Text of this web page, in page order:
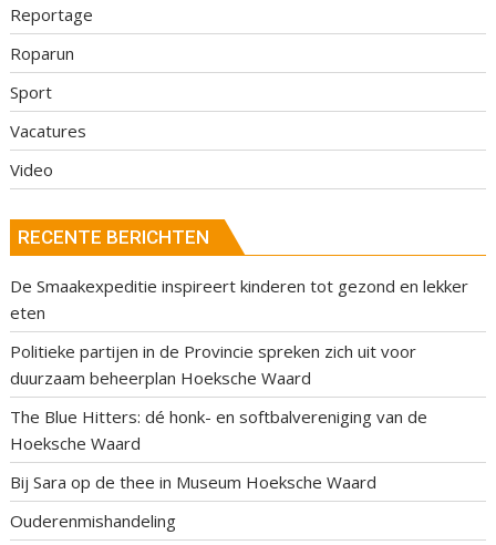
Reportage
Roparun
Sport
Vacatures
Video
RECENTE BERICHTEN
De Smaakexpeditie inspireert kinderen tot gezond en lekker
eten
Politieke partijen in de Provincie spreken zich uit voor
duurzaam beheerplan Hoeksche Waard
The Blue Hitters: dé honk- en softbalvereniging van de
Hoeksche Waard
Bij Sara op de thee in Museum Hoeksche Waard
Ouderenmishandeling